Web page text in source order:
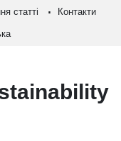
статті Контакти